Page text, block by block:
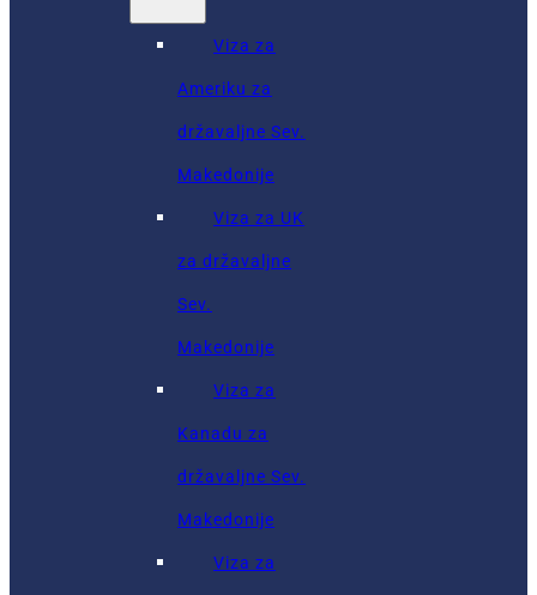
Viza za
Ameriku za
državaljne Sev.
Makedonije
Viza za UK
za državaljne
Sev.
Makedonije
Viza za
Kanadu za
državaljne Sev.
Makedonije
Viza za